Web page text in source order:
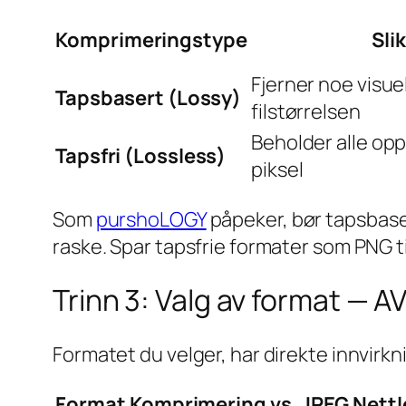
Komprimeringstype
Tapsbasert (Lossy) Fjerner noe
filstørrelsen
Tapsfri (Lossless)
Beholder alle
piksel
Som purshoLOGYpåpeker, bør
raske. Spar tapsfrie formater som
Trinn 3: Valg av format —
Formatet du velger, har direkte